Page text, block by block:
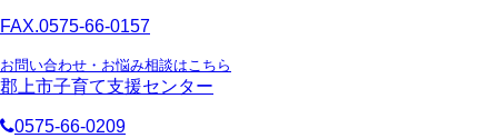
FAX.0575-66-0157
お問い合わせ・お悩み相談はこちら
郡上市子育て支援センター
0575-66-0209